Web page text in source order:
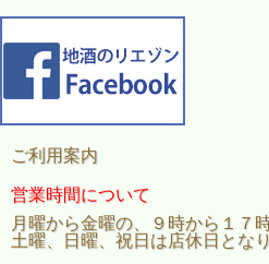
ご利用案内
営業時間について
月曜から金曜の、９時から１７時
土曜、日曜、祝日は店休日となり